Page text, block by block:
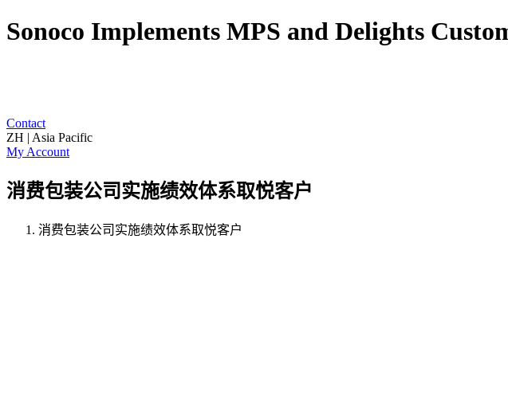
Sonoco Implements MPS and Delights
Contact
ZH | Asia Pacific
My Account
消费包装公司实施绩效体系取悦客户
消费包装公司实施绩效体系取悦客户